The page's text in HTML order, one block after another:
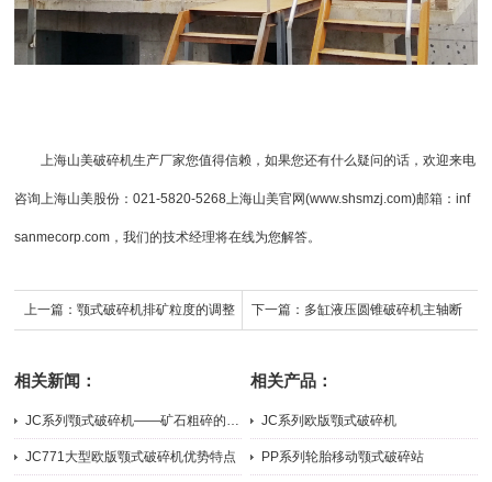
上海山美破碎机生产厂家您值得信赖，如果您还有什么疑问的话，欢迎来电
咨询上海山美股份 ：021-5820-5268上海山美官网(www.shsmzj.com)邮箱：inf
sanmecorp.com，我们的技术经理将在线为您解答。
上一篇： 颚式破碎机排矿粒度的调整 下一篇： 多缸液压圆锥破碎机主轴断
相关新闻：
JC系列颚式破碎机——矿石粗碎的主力担当
2026-07-31
JC771大型欧版颚式破碎机优势特点
相关产品：
JC系列欧版颚式破碎机
2026-05-21
PP系列轮胎移动颚式破碎站